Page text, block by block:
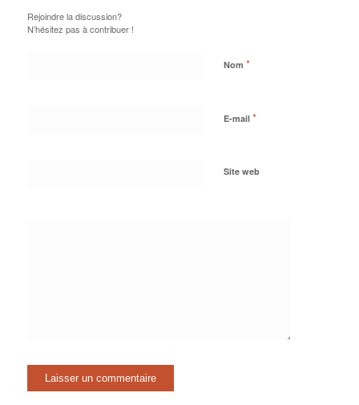
Rejoindre la discussion?
N’hésitez pas à contribuer !
Nom *
E-mail *
Site web